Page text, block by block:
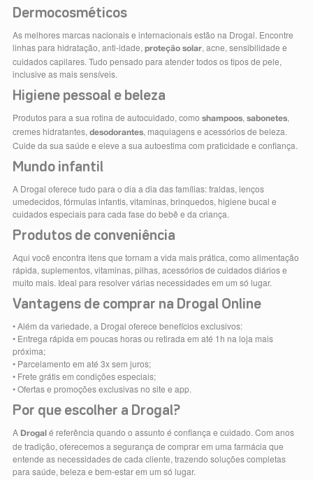
Dermocosméticos
As melhores marcas nacionais e internacionais estão na Drogal. Encontre
linhas para hidratação, anti-idade, proteção solar, acne, sensibilidade e
cuidados capilares. Tudo pensado para atender todos os tipos de pele,
inclusive as mais sensíveis.
Higiene pessoal e beleza
Produtos para a sua rotina de autocuidado, como shampoos, sabonetes,
cremes hidratantes, desodorantes, maquiagens e acessórios de beleza.
Cuide da sua saúde e eleve a sua autoestima com praticidade e confiança.
Mundo infantil
A Drogal oferece tudo para o dia a dia das famílias: fraldas, lenços
umedecidos, fórmulas infantis, vitaminas, brinquedos, higiene bucal e
cuidados especiais para cada fase do bebê e da criança.
Produtos de conveniência
Aqui você encontra itens que tornam a vida mais prática, como alimentação
rápida, suplementos, vitaminas, pilhas, acessórios de cuidados diários e
muito mais. Ideal para resolver várias necessidades em um só lugar.
Vantagens de comprar na Drogal Online
• Além da variedade, a Drogal oferece benefícios exclusivos:
• Entrega rápida em poucas horas ou retirada em até 1h na loja mais
próxima;
• Parcelamento em até 3x sem juros;
• Frete grátis em condições especiais;
• Ofertas e promoções exclusivas no site e app.
Por que escolher a Drogal?
A Drogal é referência quando o assunto é confiança e cuidado. Com anos
de tradição, oferecemos a segurança de comprar em uma farmácia que
entende as necessidades de cada cliente, trazendo soluções completas
para saúde, beleza e bem-estar em um só lugar.